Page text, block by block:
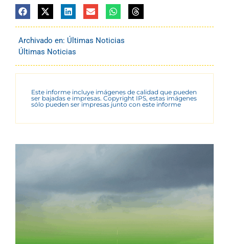
Archivado en: Últimas Noticias
Últimas Noticias
Este informe incluye imágenes de calidad que pueden
ser bajadas e impresas. Copyright IPS, estas imágenes
sólo pueden ser impresas junto con este informe